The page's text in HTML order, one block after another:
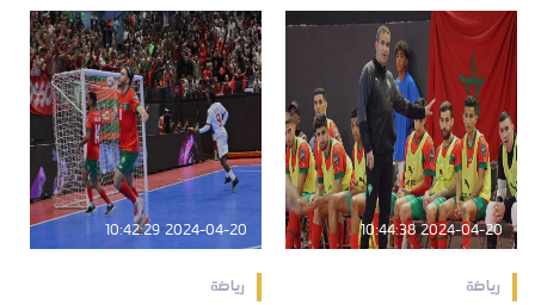
2024-04-20 10:44:38
رياضة
2024-04-20 10:42:29
رياضة